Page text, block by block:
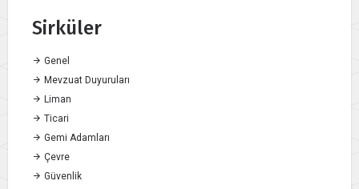
Sirküler
Genel
Mevzuat Duyuruları
Liman
Ticari
Gemi Adamları
Çevre
Güvenlik